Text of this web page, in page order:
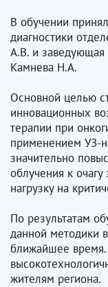
В обучении
диагностики
А.В. и заведующая
Камнева Н.А.
Основной целью
инновационных
терапии при
применением УЗ-
значительно
облучения к
нагрузку на
По результатам
данной методики
ближайшее время.
жителям региона.